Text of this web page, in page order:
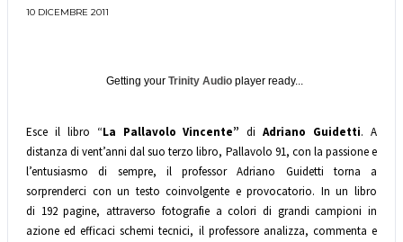
10 DICEMBRE 2011
Getting your Trinity Audioplayer ready...
Esce il libro “La Pallavolo Vincente” diAdriano Guidetti. A
distanza di vent’anni dal suo terzo libro, Pallavolo 91, con la passione e
l’entusiasmo di sempre, il professor Adriano Guidetti torna a
sorprenderci con un testo coinvolgente e provocatorio. In un libro
di 192 pagine, attraverso fotografie a colori di grandi campioni in
azione ed efficaci schemi tecnici, il professore analizza, commenta e